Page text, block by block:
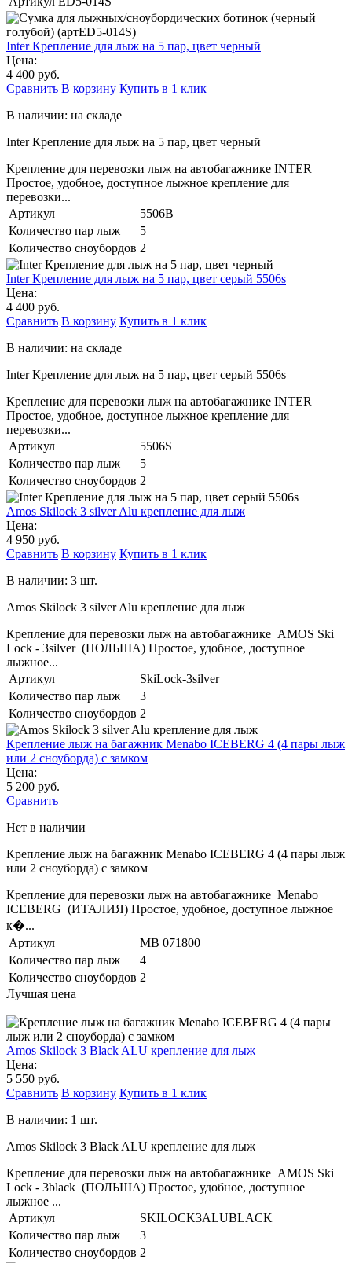
Inter Крепление для лыж на 5 пар, цвет черный
Цена:
4 400 руб.
Сравнить В корзину Купить в 1 клик
В наличии: на складе
Inter Крепление для лыж на 5 пар, цвет черный
Крепление для перевозки лыж на автобагажнике INTER
Простое, удобное, доступное лыжное крепление для
перевозки...
Артикул
5506B
Количество пар лыж
5
Количество сноубордов 2
Inter Крепление для лыж на 5 пар, цвет серый 5506s
Цена:
4 400 руб.
Сравнить В корзину Купить в 1 клик
В наличии: на складе
Inter Крепление для лыж на 5 пар, цвет серый 5506s
Крепление для перевозки лыж на автобагажнике INTER
Простое, удобное, доступное лыжное крепление для
перевозки...
Артикул
5506S
Количество пар лыж
5
Количество сноубордов 2
Amos Skilock 3 silver Alu крепление для лыж
Цена:
4 950 руб.
Сравнить В корзину Купить в 1 клик
В наличии: 3 шт.
Amos Skilock 3 silver Alu крепление для лыж
Крепление для перевозки лыж на автобагажнике AMOS Ski
Lock - 3silver (ПОЛЬША) Простое, удобное, доступное
лыжное...
Артикул
SkiLock-3silver
Количество пар лыж
3
Количество сноубордов 2
Крепление лыж на багажник Menabo ICEBERG 4 (4 пары лыж
или 2 сноуборда) с замком
Цена:
5 200 руб.
Сравнить
Нет в наличии
Крепление лыж на багажник Menabo ICEBERG 4 (4 пары лыж
или 2 сноуборда) с замком
Крепление для перевозки лыж на автобагажнике Menabo
ICEBERG (ИТАЛИЯ) Простое, удобное, доступное лыжное
к�...
Артикул
MB 071800
Количество пар лыж
4
Количество сноубордов 2
Лучшая цена
Amos Skilock 3 Black ALU крепление для лыж
Цена:
5 550 руб.
Сравнить В корзину Купить в 1 клик
В наличии: 1 шт.
Amos Skilock 3 Black ALU крепление для лыж
Крепление для перевозки лыж на автобагажнике AMOS Ski
Lock - 3black (ПОЛЬША) Простое, удобное, доступное
лыжное ...
Артикул
SKILOCK3ALUBLACK
Количество пар лыж
3
Количество сноубордов 2